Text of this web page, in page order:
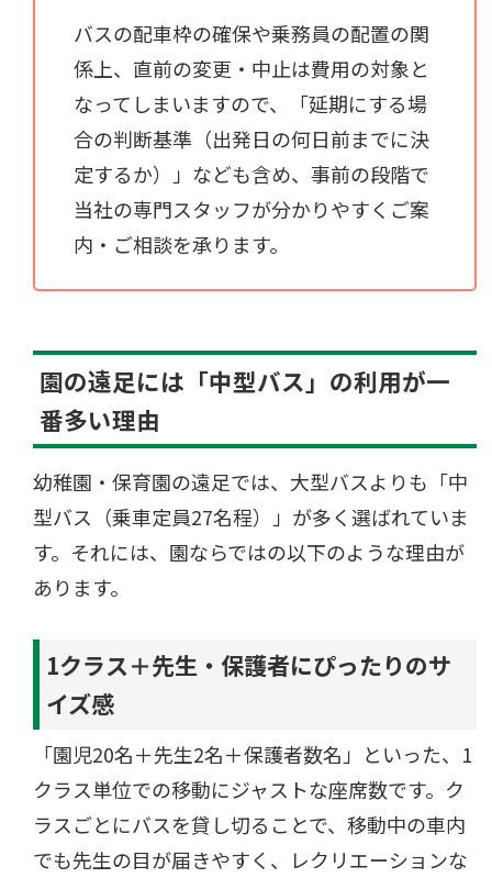
バスの配車枠の確保や乗務員の配置の関
係上、直前の変更・中止は費用の対象と
なってしまいますので、「延期にする場
合の判断基準（出発日の何日前までに決
定するか）」なども含め、事前の段階で
当社の専門スタッフが分かりやすくご案
内・ご相談を承ります。
園の遠足には「中型バス」の利用が一
番多い理由
幼稚園・保育園の遠足では、大型バスよりも「中
型バス（乗車定員27名程）」が多く選ばれていま
す。それには、園ならではの以下のような理由が
あります。
1クラス＋先生・保護者にぴったりのサ
イズ感
「園児20名＋先生2名＋保護者数名」といった、1
クラス単位での移動にジャストな座席数です。ク
ラスごとにバスを貸し切ることで、移動中の車内
でも先生の目が届きやすく、レクリエーションな